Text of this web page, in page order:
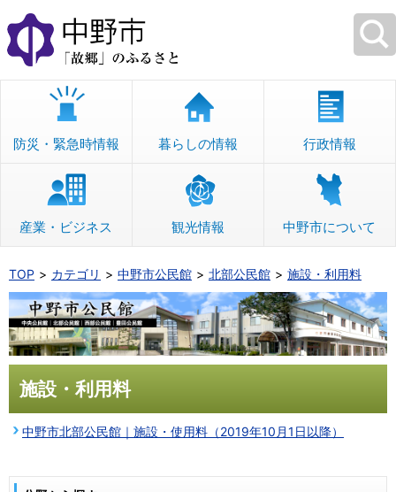
本
文
へ
移
防災・緊急時情報 暮らしの情報 行政情報
産業・ビジネス 観光情報 中野市について
TOP カテゴリ 中野市公民館 北部公民館 施設・利用料
施設・利用料
中野市北部公民館｜施設・使用料（2019年10月1日以降）